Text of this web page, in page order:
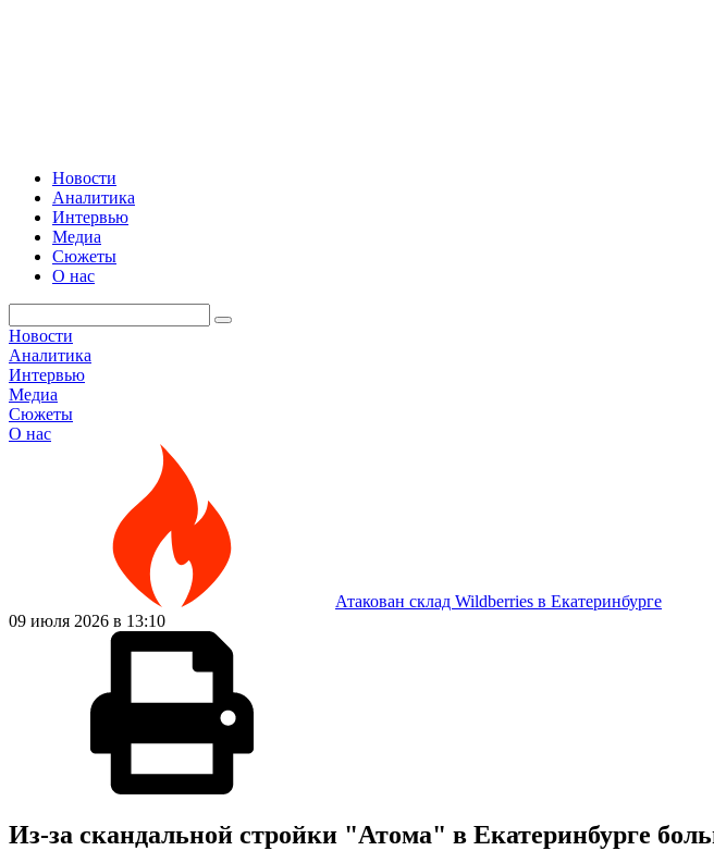
Новости
Аналитика
Интервью
Медиа
Сюжеты
О нас
Новости
Аналитика
Интервью
Медиа
Сюжеты
О нас
Атакован склад Wildberries в Екатеринбурге
09 июля 2026 в 13:10
Из-за скандальной стройки "Атома" в Екатеринбурге